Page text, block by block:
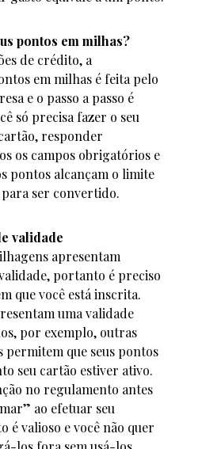
pontos em milhas?
de crédito, a
em milhas é feita pelo
e o passo a passo é
só precisa fazer o seu
responder
os campos obrigatórios e
pontos alcançam o limite
ser convertido.
validade
apresentam
portanto é preciso
que você está inscrita.
uma validade
por exemplo, outras
permitem que seus pontos
seu cartão estiver ativo.
no regulamento antes
ao efetuar seu
é valioso e você não quer